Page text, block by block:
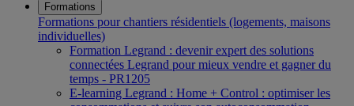
Formations
Formations pour chantiers résidentiels (logements, maisons
individuelles)
Formation Legrand : devenir expert des solutions
connectées Legrand pour mieux vendre et gagner du
temps - PR1205
E-learning Legrand : Home + Control : optimiser les